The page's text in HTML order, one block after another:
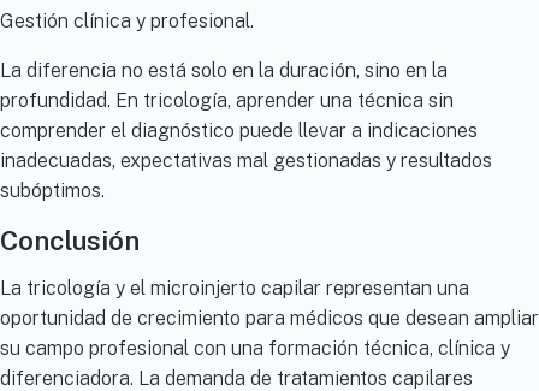
Gestión clínica y profesional.
La diferencia no está solo en la duración, sino en la
profundidad. En tricología, aprender una técnica sin
comprender el diagnóstico puede llevar a indicaciones
inadecuadas, expectativas mal gestionadas y resultados
subóptimos.
Conclusión
La tricología y el microinjerto capilar representan una
oportunidad de crecimiento para médicos que desean ampliar
su campo profesional con una formación técnica, clínica y
diferenciadora. La demanda de tratamientos capilares